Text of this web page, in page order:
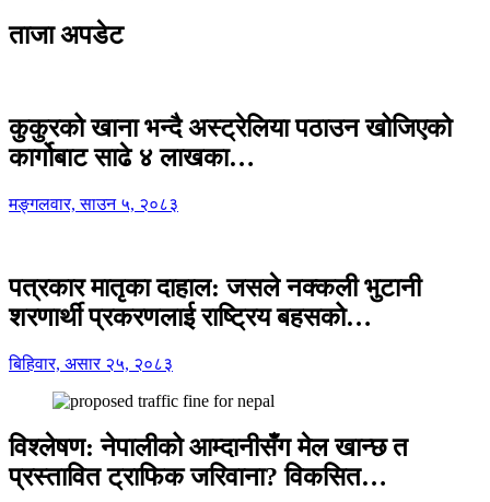
ताजा अपडेट
कुकुरको खाना भन्दै अस्ट्रेलिया पठाउन खोजिएको
कार्गोबाट साढे ४ लाखका…
मङ्गलवार, साउन ५, २०८३
पत्रकार मातृका दाहाल: जसले नक्कली भुटानी
शरणार्थी प्रकरणलाई राष्ट्रिय बहसको…
बिहिवार, असार २५, २०८३
विश्लेषण: नेपालीको आम्दानीसँग मेल खान्छ त
प्रस्तावित ट्राफिक जरिवाना? विकसित…